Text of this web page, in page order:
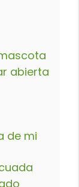
abierta
de mi